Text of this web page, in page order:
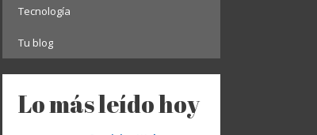
Tecnología
Tu blog
Lo más leído hoy